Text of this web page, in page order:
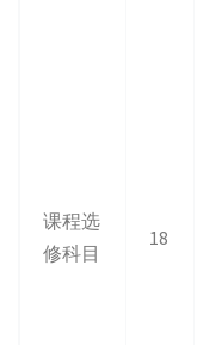
课程选
修科目
18